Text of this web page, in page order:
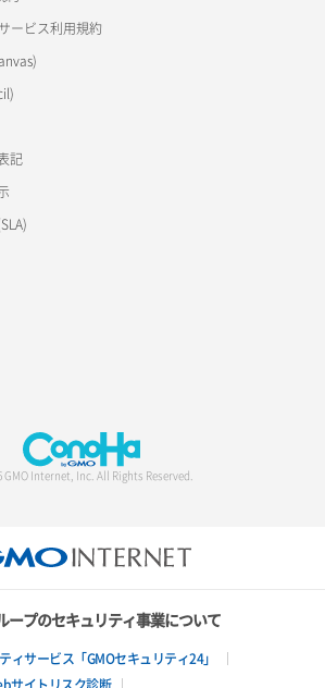
ービス利用規約
記
GMO Internet, Inc. All Rights Reserved.
ープのセキュリティ事業について
ィサービス「GMOセキュリティ24」